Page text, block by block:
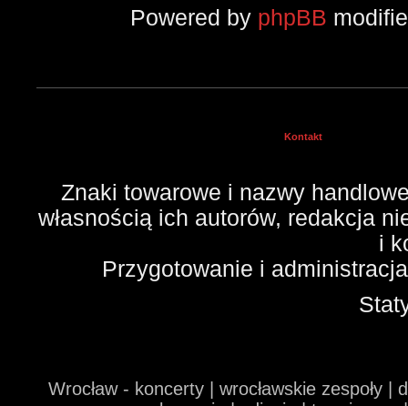
Powered by phpBB
Kontakt
Znaki towarowe i nazwy
własnością ich autorów, redakcja
i
Przygotowanie i
Wrocław - koncerty | wrocławskie zespoły